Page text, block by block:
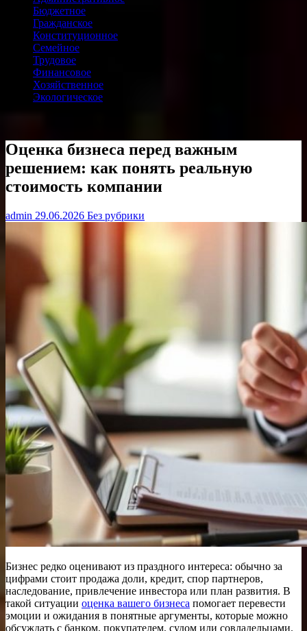
Бюджетное
Гражданское
Конституционное
Семейное
Трудовое
Финансовое
Хозяйственное
Экологическое
Оценка бизнеса перед важным
решением: как понять реальную
стоимость компании
admin 29.06.2026 Без рубрики
Бизнес редко оценивают из праздного интереса: обычно за
цифрами стоит продажа доли, кредит, спор партнеров,
наследование, привлечение инвестора или план развития. В
такой ситуации оценка вашего бизнеса помогает перевести
эмоции и ожидания в понятные аргументы, которые можно
обсуждать с банком, покупателем, судом или совладельцами.